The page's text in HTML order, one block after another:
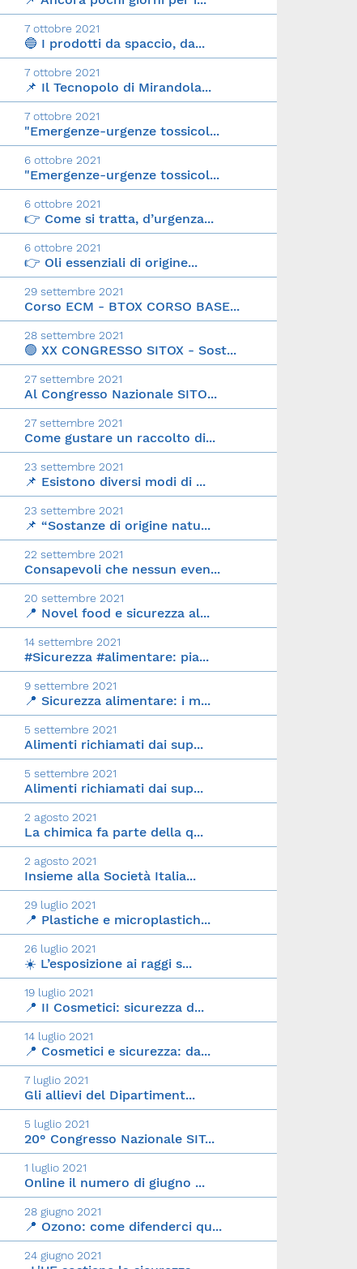
7 ottobre 2021
🔵 I prodotti da spaccio, da...
7 ottobre 2021
📌 Il Tecnopolo di Mirandola...
7 ottobre 2021
"Emergenze-urgenze tossicol...
6 ottobre 2021
"Emergenze-urgenze tossicol...
6 ottobre 2021
👉 Come si tratta, d’urgenza...
6 ottobre 2021
👉 Oli essenziali di origine...
29 settembre 2021
Corso ECM - BTOX CORSO BASE...
28 settembre 2021
🟢 XX CONGRESSO SITOX - Sost...
27 settembre 2021
Al Congresso Nazionale SITO...
27 settembre 2021
Come gustare un raccolto di...
23 settembre 2021
📌 Esistono diversi modi di ...
23 settembre 2021
📌 “Sostanze di origine natu...
22 settembre 2021
Consapevoli che nessun even...
20 settembre 2021
📍 Novel food e sicurezza al...
14 settembre 2021
#Sicurezza #alimentare: pia...
9 settembre 2021
📍 Sicurezza alimentare: i m...
5 settembre 2021
Alimenti richiamati dai sup...
5 settembre 2021
Alimenti richiamati dai sup...
2 agosto 2021
La chimica fa parte della q...
2 agosto 2021
Insieme alla Società Italia...
29 luglio 2021
📍 Plastiche e microplastich...
26 luglio 2021
☀️ L’esposizione ai raggi s...
19 luglio 2021
📍 II Cosmetici: sicurezza d...
14 luglio 2021
📍 Cosmetici e sicurezza: da...
7 luglio 2021
Gli allievi del Dipartiment...
5 luglio 2021
20° Congresso Nazionale SIT...
1 luglio 2021
Online il numero di giugno ...
28 giugno 2021
📍 Ozono: come difenderci qu...
24 giugno 2021